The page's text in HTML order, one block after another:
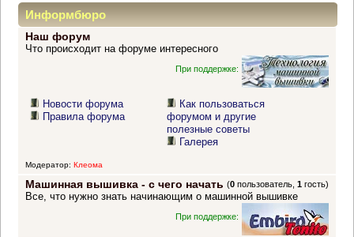
Информбюро
Наш форум
Что происходит на форуме интересного
При поддержке:
Новости форума
Правила форума
Как пользоваться
форумом и другие
полезные советы
Галерея
Модератор: Клеома
Машинная вышивка - с чего начать (0 пользователь,1 гость)
Все, что нужно знать начинающим о машинной вышивке
При поддержке: